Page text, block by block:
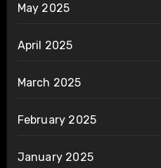
May 2025
April 2025
March 2025
February 2025
January 2025